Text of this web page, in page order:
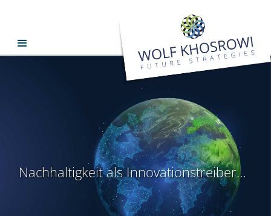
Nachhaltigkeit als Innovationstreiber…